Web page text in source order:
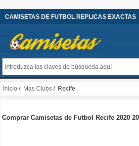
CAMISETAS DE FUTBOL REPLICAS EXACTAS
Inicio / Mas Clubs / Recife
Comprar Camisetas de Futbol Recife 2020